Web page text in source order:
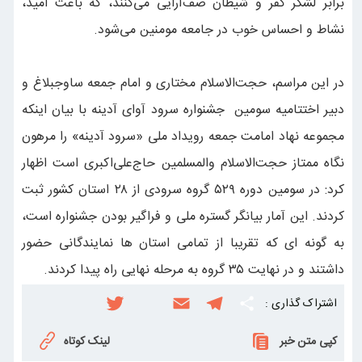
نشاط و احساس خوب در جامعه مومنین می‌شود.
در این مراسم، حجت‌الاسلام مختاری و امام جمعه ساوجبلاغ و
دبیر اختتامیه سومین جشنواره سرود آوای آدینه با بیان اینکه
مجموعه نهاد امامت جمعه رویداد ملی «سرود آدینه» را مرهون
نگاه ممتاز حجت‌الاسلام والمسلمین حاج‌علی‌اکبری است اظهار
کرد: در سومین دوره ۵۲۹ گروه سرودی از ۲۸ استان کشور ثبت
کردند. این آمار بیانگر گستره ملی و فراگیر بودن جشنواره است،
به گونه ای که تقریبا از تمامی استان ها نمایندگانی حضور
داشتند و در نهایت ۳۵ گروه به مرحله نهایی راه پیدا کردند.
اشتراک گذاری :
T
E
T
h
کپی متن خبر لینک کوتاه